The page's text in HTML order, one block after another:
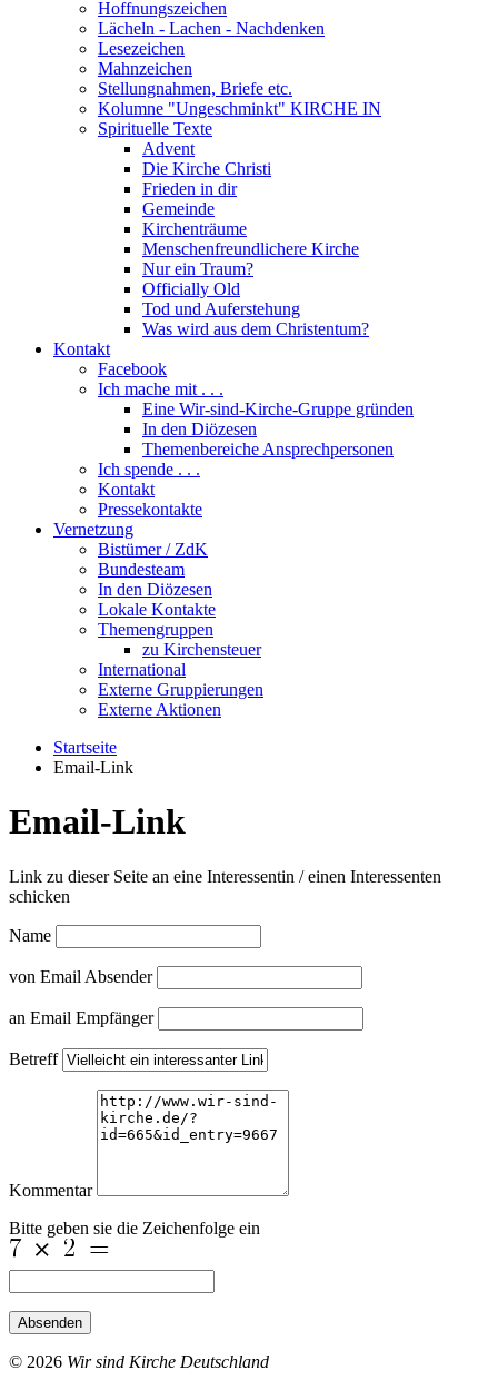
Hoffnungszeichen
Lächeln - Lachen - Nachdenken
Lesezeichen
Mahnzeichen
Stellungnahmen, Briefe etc.
Kolumne "Ungeschminkt" KIRCHE IN
Spirituelle Texte
Advent
Die Kirche Christi
Frieden in dir
Gemeinde
Kirchenträume
Menschenfreundlichere Kirche
Nur ein Traum?
Officially Old
Tod und Auferstehung
Was wird aus dem Christentum?
Kontakt
Facebook
Ich mache mit . . .
Eine Wir-sind-Kirche-Gruppe gründen
In den Diözesen
Themenbereiche Ansprechpersonen
Ich spende . . .
Kontakt
Pressekontakte
Vernetzung
Bistümer / ZdK
Bundesteam
In den Diözesen
Lokale Kontakte
Themengruppen
zu Kirchensteuer
International
Externe Gruppierungen
Externe Aktionen
Startseite
Email-Link
Email-Link
Link zu dieser Seite an eine Interessentin / einen Interessenten
schicken
Name
von Email Absender
an Email Empfänger
Betreff
Kommentar
Bitte geben sie die Zeichenfolge ein
Absenden
© 2026 Wir sind Kirche Deutschland